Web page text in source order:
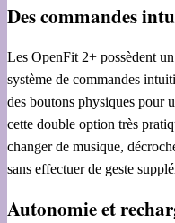
Des commandes
Les OpenFit 2+ possèdent
système de commandes
des boutons physiques pour
cette double option très
changer de musique,
sans effectuer de geste
Autonomie et